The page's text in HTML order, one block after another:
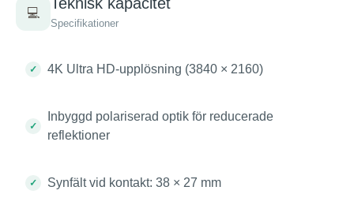
💻
Specifikationer
4K Ultra HD-upplösning (3840 × 2160)
Inbyggd polariserad optik för reducerade
reflektioner
Synfält vid kontakt: 38 × 27 mm